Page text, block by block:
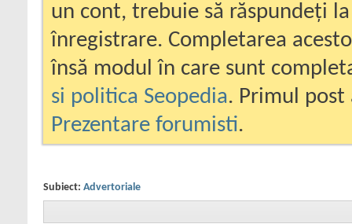
un cont, trebuie să răspundeți
înregistrare. Completarea
însă modul în care sunt
si politica Seopedia. Primul
Prezentare forumisti.
Subiect: Advertoriale